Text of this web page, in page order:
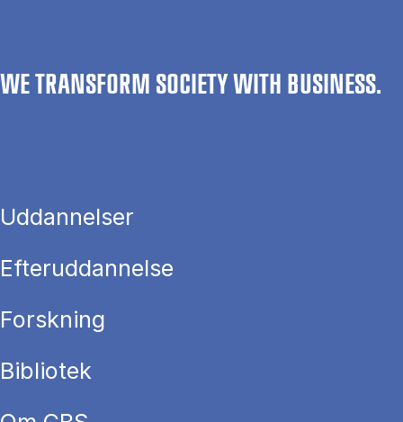
WE TRANSFORM SOCIETY WITH BUSINESS.
Uddannelser
Efteruddannelse
Forskning
Bibliotek